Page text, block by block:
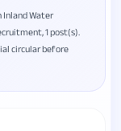
Water
1 post(s).
circular before